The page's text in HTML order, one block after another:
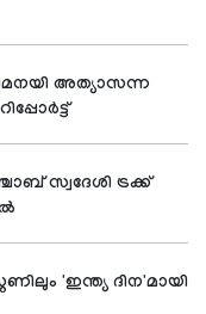
അത്യാസന്ന
സ്വദേശി ട്രക്ക്
'ഇന്ത്യ ദിന'മായി